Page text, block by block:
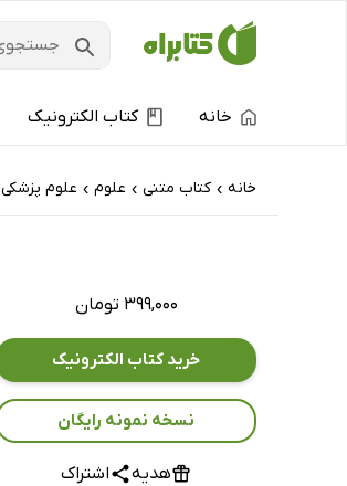
خانه کتاب الکترونیک
خانه › کتاب‌ متنی › علوم › علوم پزشکی
۳۹۹,۰۰۰ تومان
خرید کتاب الکترونیک
نسخه نمونه رایگان
هدیه اشتراک